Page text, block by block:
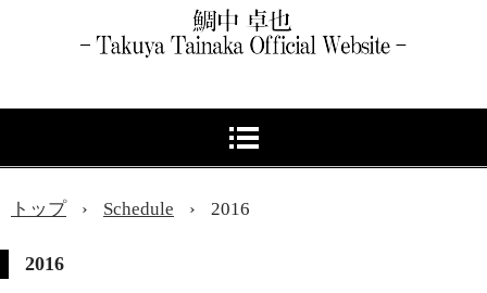
トップ › Schedule › 2016
2016